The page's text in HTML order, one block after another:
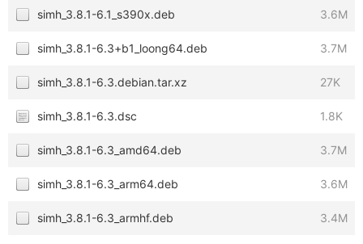
simh_3.8.1-6.1_s390x.deb 3.6M
simh_3.8.1-6.3+b1_loong64.deb 3.7M
simh_3.8.1-6.3.debian.tar.xz 27K
simh_3.8.1-6.3.dsc 1.8K
simh_3.8.1-6.3_amd64.deb 3.7M
simh_3.8.1-6.3_arm64.deb 3.6M
simh_3.8.1-6.3_armhf.deb 3.4M